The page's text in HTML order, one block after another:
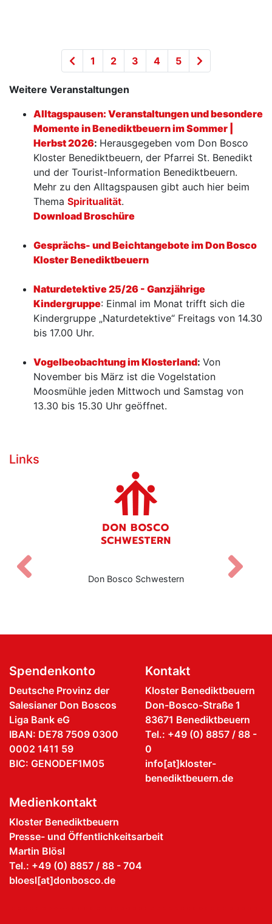
1 2 3 4 5
Weitere Veranstaltungen
Alltagspausen: Veranstaltungen und besondere
Momente in Benediktbeuern im Sommer |
Herbst 2026: Herausgegeben vom Don Bosco
Kloster Benediktbeuern, der Pfarrei St. Benedikt
und der Tourist-Information Benediktbeuern.
Mehr zu den Alltagspausen gibt auch hier beim
Thema Spiritualität.
Download Broschüre
Gesprächs- und Beichtangebote im Don Bosco
Kloster Benediktbeuern
Naturdetektive 25/26 - Ganzjährige
Kindergruppe: Einmal im Monat trifft sich die
Kindergruppe „Naturdetektive“ Freitags von 14.30
bis 17.00 Uhr.
Vogelbeobachtung im Klosterland: Von
November bis März ist die Vogelstation
Moosmühle jeden Mittwoch und Samstag von
13.30 bis 15.30 Uhr geöffnet.
Links
Don Bosco Schwestern
Zurück
Spendenkonto
Deutsche Provinz der
Salesianer Don Boscos
Liga Bank eG
IBAN: DE78 7509 0300
0002 1411 59
BIC: GENODEF1M05
Kontakt
Kloster Benediktbeuern
Don-Bosco-Straße 1
83671 Benediktbeuern
Tel.: +49 (0) 8857 / 88 -
0
info[at]kloster-
benediktbeuern.de
Medienkontakt
Kloster Benediktbeuern
Presse- und Öffentlichkeitsarbeit
Martin Blösl
Tel.: +49 (0) 8857 / 88 - 704
bloesl[at]donbosco.de